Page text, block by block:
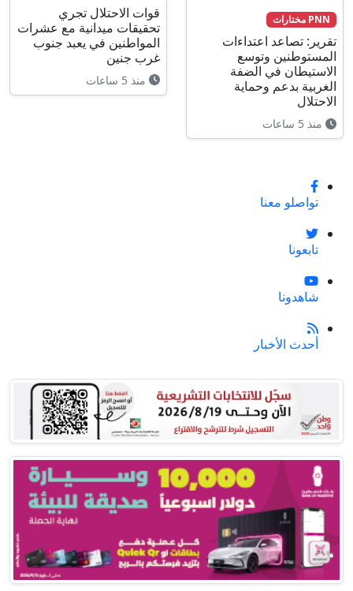
PNN مختارات
تقرير: تصاعد اعتداءات
المستوطنين وتوسع
الاستيطان في الضفة
الغربية بدعم وحماية
الاحتلال
منذ 5 ساعات
قوات الاحتلال تجري
تحقيقات ميدانية مع عشرات
المواطنين في يعبد جنوب
غرب جنين
منذ 5 ساعات
تواصلو معنا
تابعونا
شاهدونا
أحدث الأخبار